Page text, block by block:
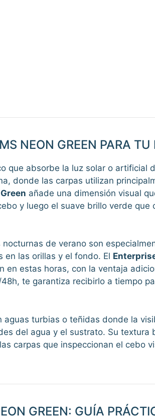
NEON GREEN PARA TU
que absorbe la luz solar o artificial
donde las carpas utilizan
añade una dimensión visual
y luego el suave brillo verde que
de verano son
las orillas y el fondo. El
en estas horas, con la ventaja
te garantiza recibirlo a tiempo
turbias o teñidas donde la
del agua y el sustrato. Su textura
carpas que inspeccionan el cebo
GREEN: GUÍA